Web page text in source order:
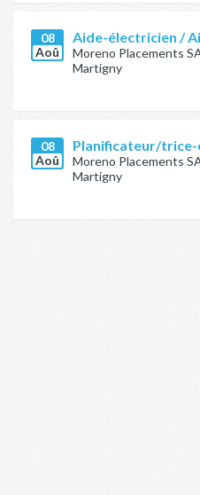
08
Aoû
Aide-électricien /
Moreno Placements
Martigny
08
Aoû
Planificateur/trice-
Moreno Placements
Martigny